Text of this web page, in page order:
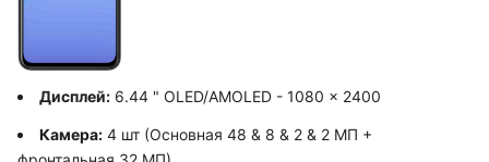
Дисплей: 6.44 " OLED/AMOLED - 1080 x 2400
Камера: 4 шт (Основная 48 & 8 & 2 & 2 МП +